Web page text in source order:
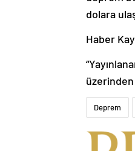
dolara
Haber
Deprem